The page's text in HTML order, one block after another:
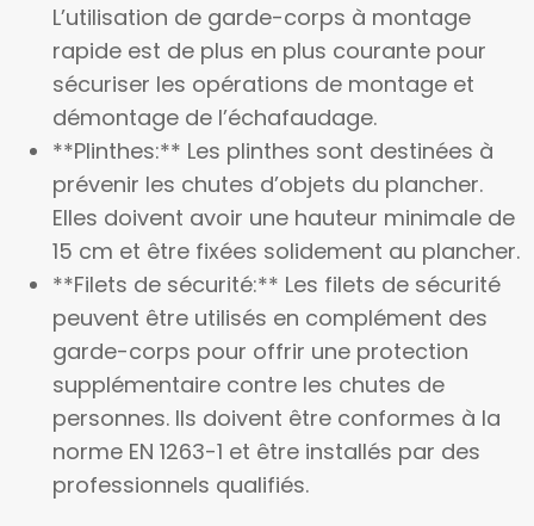
L’utilisation de garde-corps à montage
rapide est de plus en plus courante pour
sécuriser les opérations de montage et
démontage de l’échafaudage.
**Plinthes:** Les plinthes sont destinées à
prévenir les chutes d’objets du plancher.
Elles doivent avoir une hauteur minimale de
15 cm et être fixées solidement au plancher.
**Filets de sécurité:** Les filets de sécurité
peuvent être utilisés en complément des
garde-corps pour offrir une protection
supplémentaire contre les chutes de
personnes. Ils doivent être conformes à la
norme EN 1263-1 et être installés par des
professionnels qualifiés.